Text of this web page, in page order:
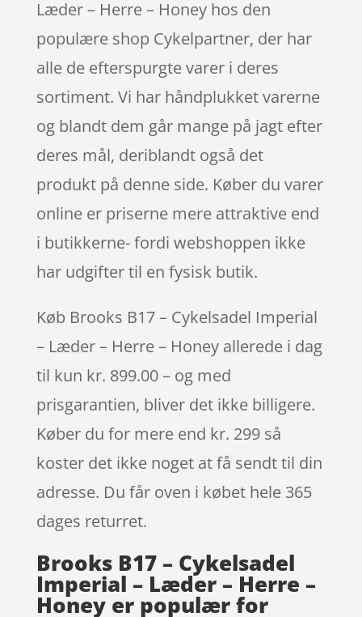
Læder – Herre – Honey hos den
populære shop Cykelpartner, der har
alle de efterspurgte varer i deres
sortiment. Vi har håndplukket varerne
og blandt dem går mange på jagt efter
deres mål, deriblandt også det
produkt på denne side. Køber du varer
online er priserne mere attraktive end
i butikkerne- fordi webshoppen ikke
har udgifter til en fysisk butik.
Køb Brooks B17 – Cykelsadel Imperial
– Læder – Herre – Honey allerede i dag
til kun kr. 899.00 – og med
prisgarantien, bliver det ikke billigere.
Køber du for mere end kr. 299 så
koster det ikke noget at få sendt til din
adresse. Du får oven i købet hele 365
dages returret.
Brooks B17 – Cykelsadel
Imperial – Læder – Herre –
Honey er populær for